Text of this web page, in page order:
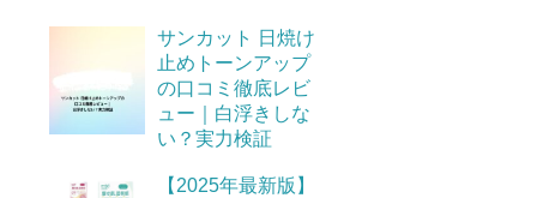
サンカット 日焼け
止めトーンアップ
の口コミ徹底レビ
ュー｜白浮きしな
い？実力検証
【2025年最新版】